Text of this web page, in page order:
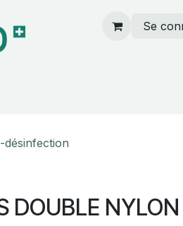
Se
désinfection
DOUBLE NYLON